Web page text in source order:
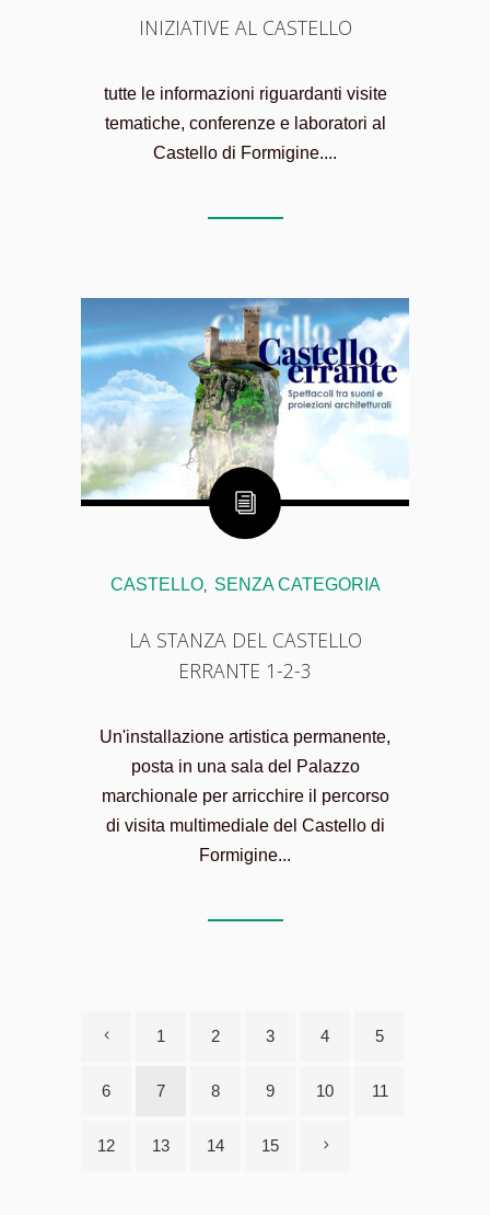
INIZIATIVE AL CASTELLO
tutte le informazioni riguardanti visite
tematiche, conferenze e laboratori al
Castello di Formigine....
CASTELLO, SENZA CATEGORIA
LA STANZA DEL CASTELLO
ERRANTE 1-2-3
Un'installazione artistica permanente,
posta in una sala del Palazzo
marchionale per arricchire il percorso
di visita multimediale del Castello di
Formigine...
1 2 3 4 5
6 7 8 9 10 11
12 13 14 15